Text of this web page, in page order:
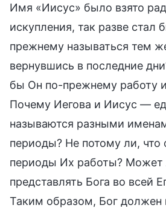
Имя «Иисус» было взято
искупления, так разве стал
прежнему называться тем
вернувшись в последние
бы Он по-прежнему работу
Почему Иегова и Иисус —
называются разными
периоды? Не потому ли, что
периоды Их работы? Может
представлять Бога во всей
Таким образом, Бог должен